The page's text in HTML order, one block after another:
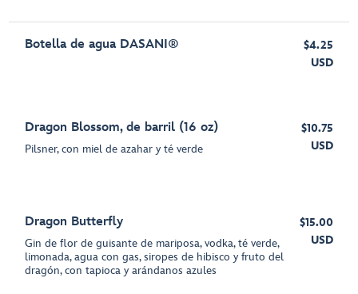
Botella de agua DASANI®
$4.25
USD
Dragon Blossom, de barril (16 oz)
Pilsner, con miel de azahar y té verde
$10.75
USD
Dragon Butterfly
Gin de flor de guisante de mariposa, vodka, té verde,
limonada, agua con gas, siropes de hibisco y fruto del
dragón, con tapioca y arándanos azules
$15.00
USD